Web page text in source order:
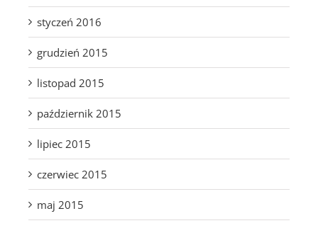
styczeń 2016
grudzień 2015
listopad 2015
październik 2015
lipiec 2015
czerwiec 2015
maj 2015